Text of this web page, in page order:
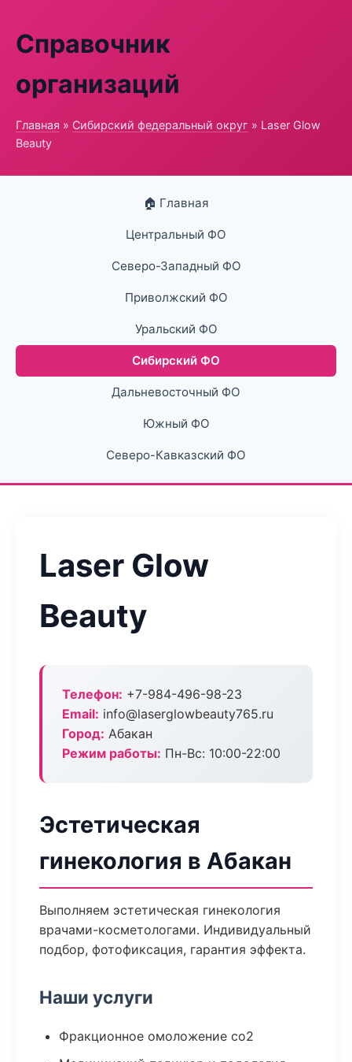
Справочник
организаций
Главная » Сибирский федеральный округ » Laser Glow
Beauty
🏠 Главная
Центральный ФО
Северо-Западный ФО
Приволжский ФО
Уральский ФО
Сибирский ФО
Дальневосточный ФО
Южный ФО
Северо-Кавказский ФО
Laser Glow
Beauty
Телефон: +7-984-496-98-23
Email: info@laserglowbeauty765.ru
Город: Абакан
Режим работы: Пн-Вс: 10:00-22:00
Эстетическая
гинекология в Абакан
Выполняем эстетическая гинекология
врачами-косметологами. Индивидуальный
подбор, фотофиксация, гарантия эффекта.
Наши услуги
Фракционное омоложение co2